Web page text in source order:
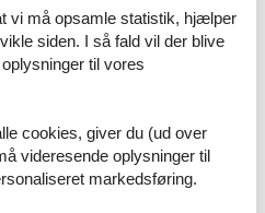
im Spitzboden. Die Küchenzeile
Zweiplattenkochfeld,
Bad mit Dusche und WC
vi må opsamle statistik, hjælper
siden. I så fald vil der blive
til vores
cookies, giver du (ud over
videresende oplysninger til
markedsføring.